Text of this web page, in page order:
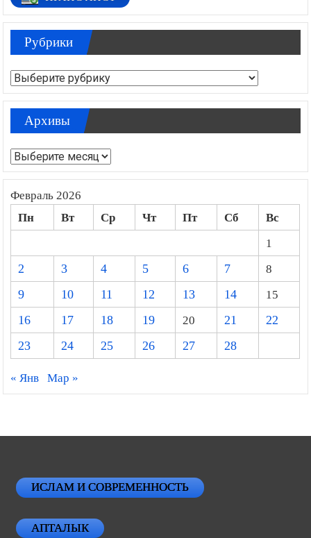
Рубрики
Рубрики
Архивы
Архивы
Февраль 2026
Пн Вт Ср Чт Пт Сб
Вс
1
2
3 4 5 6 7
8
9
10 11 12 13 14
15
16
17 18 19 20 21
22
23
24 25 26 27 28
« Янв Мар »
ИСЛАМ И СОВРЕМЕННОСТЬ
АПТАЛЫК